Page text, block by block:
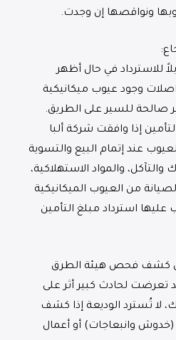
ونواقصها إن وجدت.
:
للاسترداد في حال أظهر
وجود عيوب ميكانيكية
صالحة للسير على الطريق.
إذا وافقت شركة ألبا
عند إتمام البيع والتسوية
والتآكل، والمواد الاستهلاكية،
من العيوب الميكانيكية
عليها استرداد مبلغ التأمين
كشف فحص هيئة الطرق
تعرضت لحادث كبير أثر على
لا تُسترد الوديعة إذا كشف
وانبعاجات) أو أعمال